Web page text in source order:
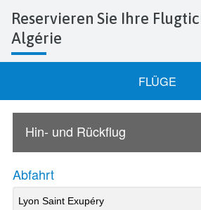
Reservieren Sie Ihre Flugtickets Air
Algérie